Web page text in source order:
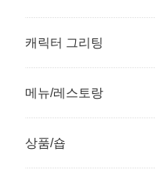
캐릭터 그리팅
메뉴/레스토랑
상품/숍